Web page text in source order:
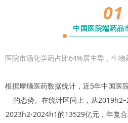
01
中国医院端药品
医院市场化学药占比64%居主导，生物
根据摩熵医药数据统计，近5年中国医
的态势。在统计区间上，从
2023h2-2024h1的13529亿元，年复